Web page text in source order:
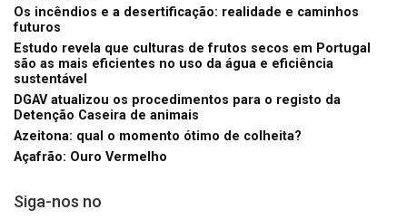
Os incêndios e a desertificação: realidade e caminhos
futuros
Estudo revela que culturas de frutos secos em Portugal
são as mais eficientes no uso da água e eficiência
sustentável
DGAV atualizou os procedimentos para o registo da
Detenção Caseira de animais
Azeitona: qual o momento ótimo de colheita?
Açafrão: Ouro Vermelho
Siga-nos no